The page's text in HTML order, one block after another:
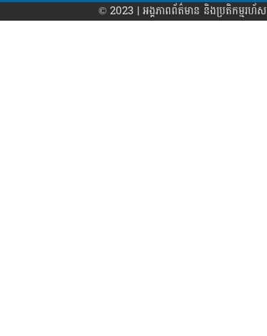
© 2023 | អង្គភាព​ព័ត៌មាន​ និងប្រតិកម្មរហ័ស